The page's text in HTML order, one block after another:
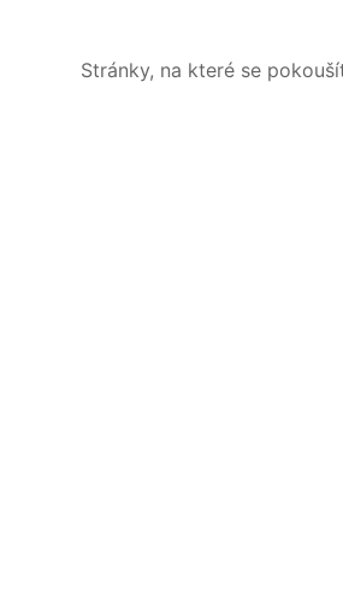
Stránky, na které se